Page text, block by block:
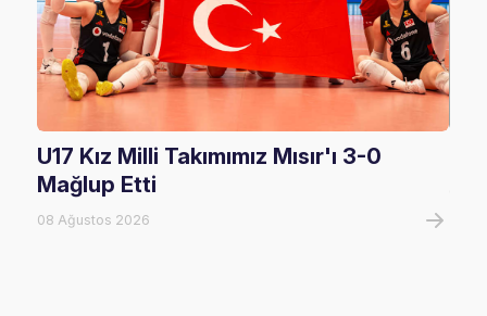
U17 Kız Milli Takımımız Mısır'ı 3-0
Mağlup Etti
08 Ağustos 2026